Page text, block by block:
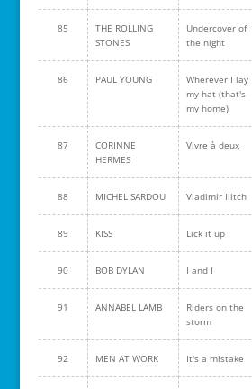
85
THE ROLLING
STONES
Undercover of
the night
86 PAUL YOUNG
Wherever I lay
my hat (that's
my home)
87
CORINNE
HERMES
Vivre à deux
88 MICHEL SARDOU Vladimir Ilitch
89 KISS Lick it up
90 BOB DYLAN I and I
91 ANNABEL LAMB
Riders on the
storm
92 MEN AT WORK It's a mistake